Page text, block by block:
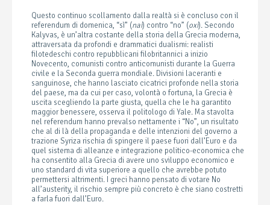
Questo continuo scollamento dalla realtà si è concluso con il
referendum di domenica, “sì” (nai) contro “no” (oxi). Secondo
Kalyvas, è un’altra costante della storia della Grecia moderna,
attraversata da profondi e drammatici dualismi: realisti
filotedeschi contro repubblicani filobritannici a inizio
Novecento, comunisti contro anticomunisti durante la Guerra
civile e la Seconda guerra mondiale. Divisioni laceranti e
sanguinose, che hanno lasciato cicatrici profonde nella storia
del paese, ma da cui per caso, volontà o fortuna, la Grecia è
uscita scegliendo la parte giusta, quella che le ha garantito
maggior benessere, osserva il politologo di Yale. Ma stavolta
nel referendum hanno prevalso nettamente i “No”, un risultato
che al di là della propaganda e delle intenzioni del governo a
trazione Syriza rischia di spingere il paese fuori dall’Euro e da
quel sistema di alleanze e integrazione politico-economica che
ha consentito alla Grecia di avere uno sviluppo economico e
uno standard di vita superiore a quello che avrebbe potuto
permettersi altrimenti. I greci hanno pensato di votare No
all’austerity, il rischio sempre più concreto è che siano costretti
a farla fuori dall’Euro.